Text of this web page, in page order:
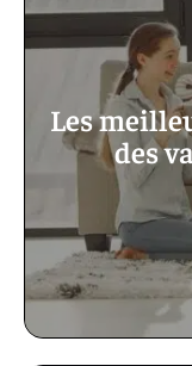
Les
des